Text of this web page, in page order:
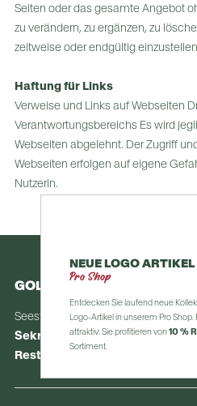
Seiten oder das gesamte Angebot
zu verändern, zu ergänzen, zu
zeitweise oder endgültig
Haftung für Links
Verweise und Links auf Webseiten
Verantwortungsbereichs Es wird
Webseiten abgelehnt. Der Zugriff
Webseiten erfolgen auf eigene
Nutzerin.
GOLFCLUB INTERLAKEN-
Seestrasse 117 | 3800 Unterseen
Sekretariat: +41 33 823 60 16 |
Restaurant:
NEUE LOGO ARTIKEL
Pro Shop
Entdecken Sie laufend neue
Logo-Artikel in unserem Pro
attraktiv: Sie profitieren von10 %
Sortiment.